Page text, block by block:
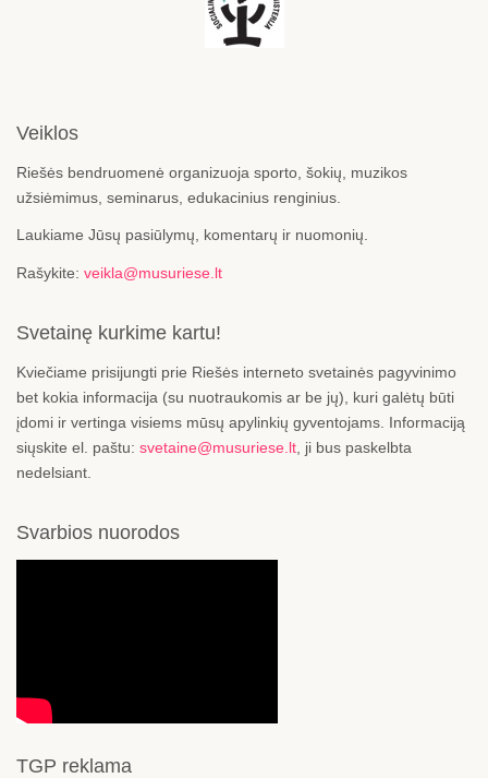
Veiklos
Riešės bendruomenė organizuoja sporto, šokių, muzikos
užsiėmimus, seminarus, edukacinius renginius.
Laukiame Jūsų pasiūlymų, komentarų ir nuomonių.
Rašykite: veikla@musuriese.lt
Svetainę kurkime kartu!
Kviečiame prisijungti prie Riešės interneto svetainės pagyvinimo
bet kokia informacija (su nuotraukomis ar be jų), kuri galėtų būti
įdomi ir vertinga visiems mūsų apylinkių gyventojams. Informaciją
siųskite el. paštu: svetaine@musuriese.lt , ji bus paskelbta
nedelsiant.
Svarbios nuorodos
TGP reklama